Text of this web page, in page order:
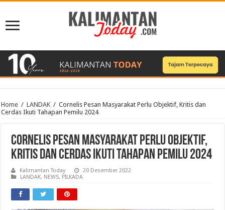
Home / LANDAK / Cornelis Pesan Masyarakat Perlu Objektif, Kritis dan
Cerdas Ikuti Tahapan Pemilu 2024
Cornelis Pesan Masyarakat Perlu Objektif,
Kritis dan Cerdas Ikuti Tahapan Pemilu 2024
Kalimantan Today
20 Desember 2022
LANDAK, NEWS, PILKADA